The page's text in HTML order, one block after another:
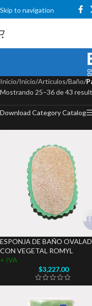
Skip to navigation
Skip to main content
Inicio/Inicio/Articulos/Baño/
Mostrando 25–36 de 43
Download Category Catalog
ESPONJA DE BAÑO
CON VEGETAL ROMYL
+ IVA
$3,227.00